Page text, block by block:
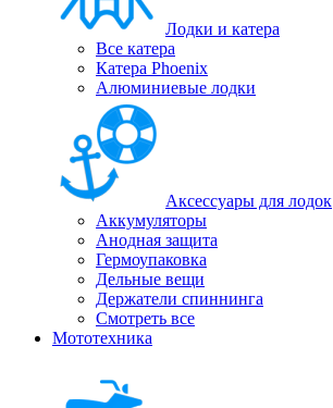
Лодки и катера
Все катера
Катера Phoenix
Алюминиевые лодки
Аксессуары для лодок
Аккумуляторы
Анодная защита
Гермоупаковка
Дельные вещи
Держатели спиннинга
Смотреть все
Мототехника